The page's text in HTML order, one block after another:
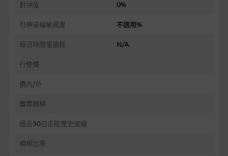
對沖值 0%
引伸波幅敏感度 不適用%
每日時間值損耗 N/A
行使價
價內/外
實際槓桿
過去30日正股歷史波幅
槓桿比率